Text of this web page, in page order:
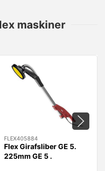
maskiner
FLEX405884
Flex Girafsliber GE 5.
225mm GE 5 .